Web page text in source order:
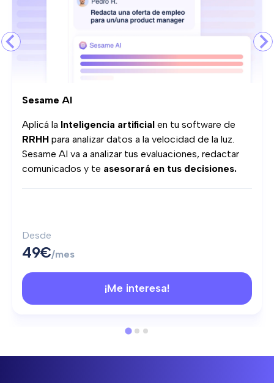
Sesame AI
Aplicá la Inteligencia artificial en tu software de
RRHH para analizar datos a la velocidad de la luz.
Sesame AI va a analizar tus evaluaciones, redactar
comunicados y te asesorará en tus decisiones.
Desde
49€/mes
¡Me interesa!